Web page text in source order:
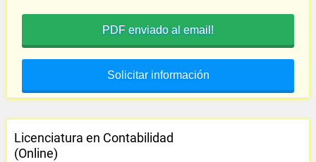
PDF enviado al email!
Solicitar información
Licenciatura en Contabilidad
(Online)